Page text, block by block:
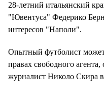
28-летний итальянский
"Ювентуса" Федерико
интересов "Наполи".
Опытный футболист
правах свободного
журналист Николо Скира